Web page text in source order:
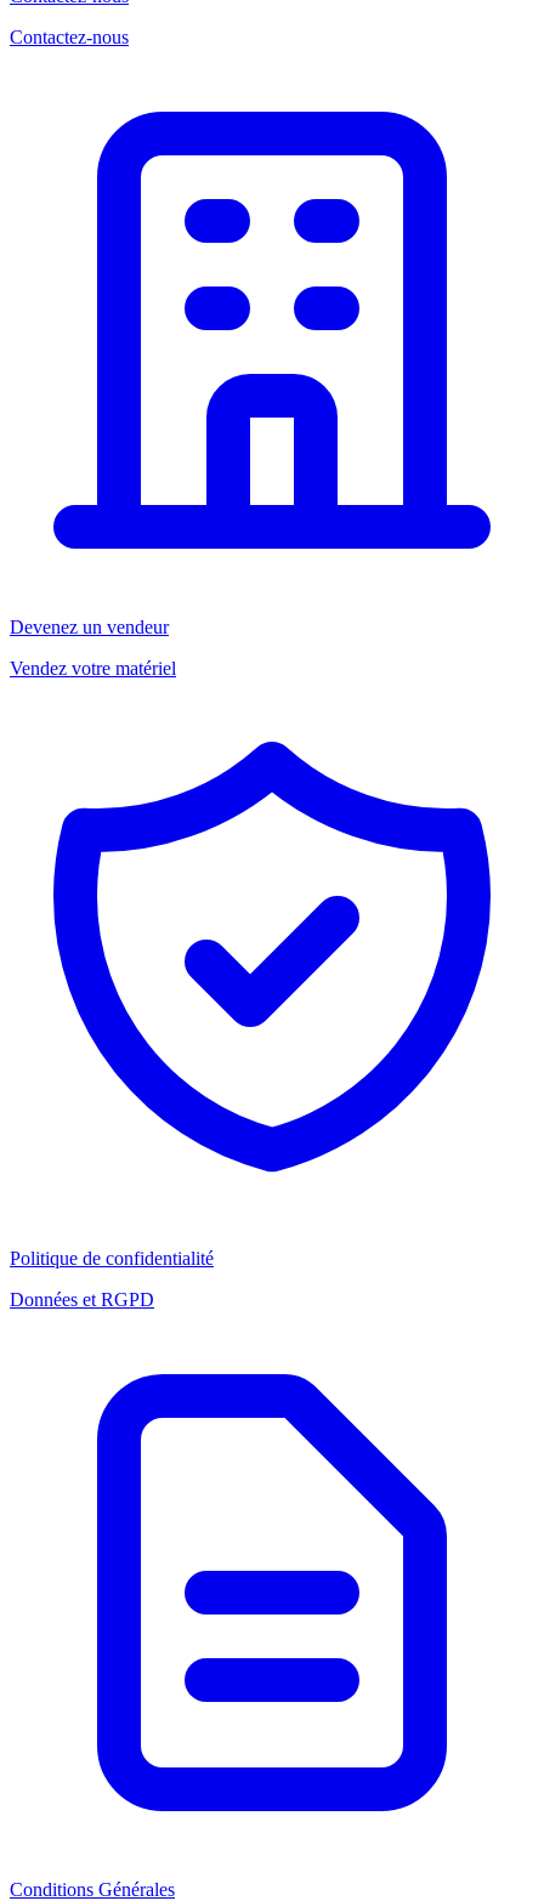
Contactez-nous
Devenez un vendeur
Vendez votre matériel
Politique de confidentialité
Données et RGPD
Conditions Générales